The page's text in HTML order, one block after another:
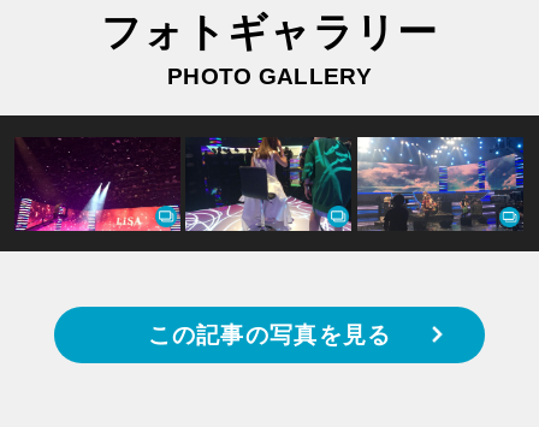
フォトギャラリー
PHOTO GALLERY
この記事の写真を見る